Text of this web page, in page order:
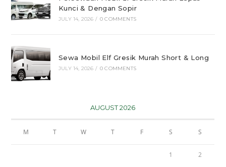
Kunci & Dengan Sopir
JULY 14, 2026 / 0 COMMENTS
Sewa Mobil Elf Gresik Murah Short & Long
JULY 14, 2026 / 0 COMMENTS
AUGUST 2026
M T W T F S S
1 2